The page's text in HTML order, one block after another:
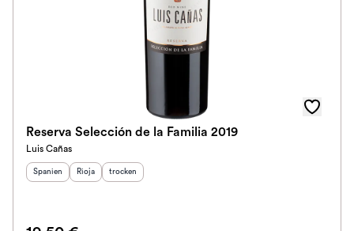
Reserva Selección de la Familia 2019
Luis Cañas
Herkunftsland:
Spanien Herkunftsregion:
Rioja Geschmack
trocken